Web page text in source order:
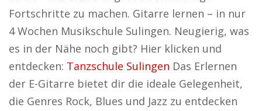
Fortschritte zu machen. Gitarre lernen – in nur
4 Wochen Musikschule Sulingen. Neugierig, was
es in der Nähe noch gibt? Hier klicken und
entdecken: Tanzschule Sulingen Das Erlernen
der E-Gitarre bietet dir die ideale Gelegenheit,
die Genres Rock, Blues und Jazz zu entdecken